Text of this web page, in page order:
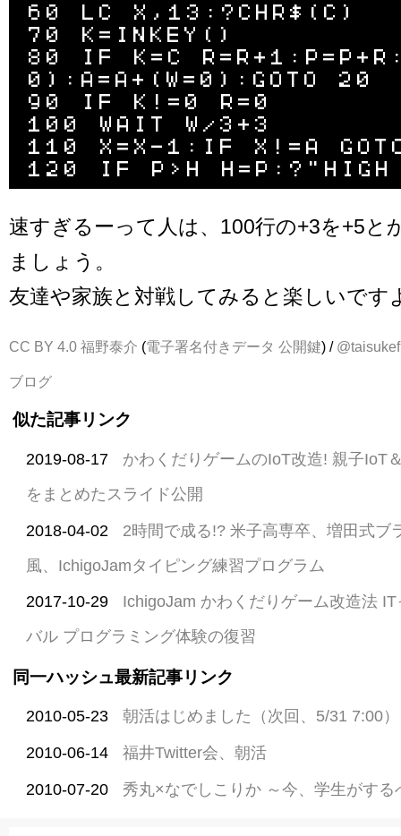
60 LC X,13:?CHR$(C)
70 K=INKEY()
80 IF K=C
0):A=A+(W=0):GOTO 20
90 IF K!=0 R=0
100 WAIT W/3+3
110 X=X-1:IF X!=A
速すぎるーって人は、100行の+3を+5と
ましょう。
友達や家族と対戦してみると楽しいです
CC BY 4.0 福野泰介 (電子署名付きデータ 公開鍵) / @taisukef
ブログ
似た記事リンク
2019-08-17
かわくだりゲームのIoT改造! 親子IoT
をまとめたスライド公開
2018-04-02
2時間で成る!? 米子高専卒、増田式ブ
風、IchigoJamタイピング練習プログラム
2017-10-29
IchigoJam かわくだりゲーム改造法
バル プログラミング体験の復習
同一ハッシュ最新記事リンク
2010-05-23 朝活はじめました（次回、5/31 7:00）
2010-06-14 福井Twitter会、朝活
2010-07-20 秀丸×なでしこりか ～今、学生がする